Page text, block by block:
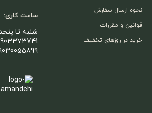
نحوه ارسال سفارش
قوانین و مقررات
خرید در روزهای تخفیف
ساعت کاری:
شنبه تا پنجشنبه از
09903373741 خانم
09030055899 خانم